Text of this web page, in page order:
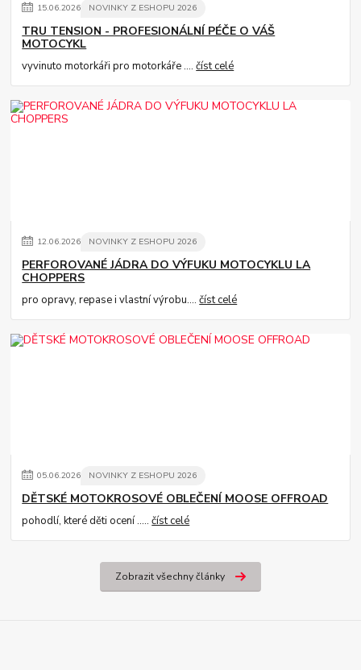
15.06.2026 NOVINKY Z ESHOPU 2026
TRU TENSION - PROFESIONÁLNÍ PÉČE O VÁŠ
MOTOCYKL
vyvinuto motorkáři pro motorkáře ....číst celé
12.06.2026 NOVINKY Z ESHOPU 2026
PERFOROVANÉ JÁDRA DO VÝFUKU MOTOCYKLU LA
CHOPPERS
pro opravy, repase i vlastní výrobu....číst celé
05.06.2026 NOVINKY Z ESHOPU 2026
DĚTSKÉ MOTOKROSOVÉ OBLEČENÍ MOOSE OFFROAD
pohodlí, které děti ocení .....číst celé
Zobrazit všechny články